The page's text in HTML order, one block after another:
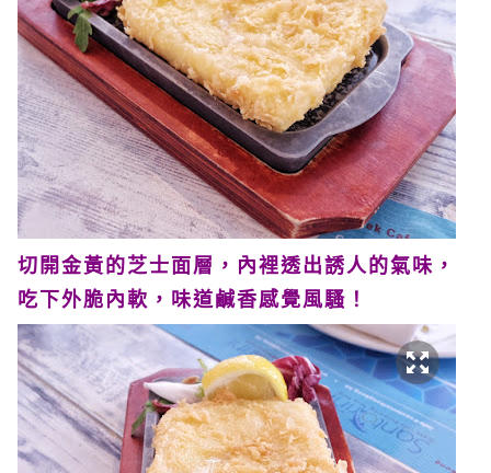
切開金黃的芝士面層，內裡透出誘人的氣味，
吃下外脆內軟，味道鹹香感覺風騷！